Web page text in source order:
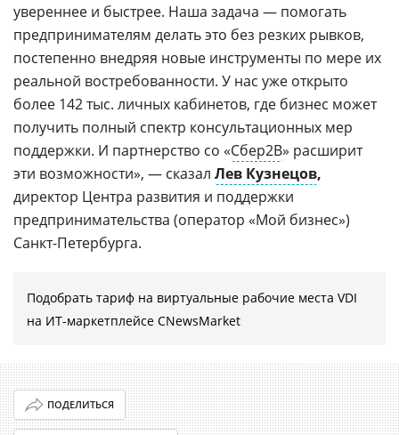
увереннее и быстрее. Наша задача — помогать
предпринимателям делать это без резких рывков,
постепенно внедряя новые инструменты по мере их
реальной востребованности. У нас уже открыто
более 142 тыс. личных кабинетов, где бизнес может
получить полный спектр консультационных мер
поддержки. И партнерство со «Сбер2В» расширит
эти возможности», — сказал Лев Кузнецов,
директор Центра развития и поддержки
предпринимательства (оператор «Мой бизнес»)
Санкт-Петербурга.
Подобрать тариф на виртуальные рабочие места VDI
на ИТ-маркетплейсе CNewsMarket
ПОДЕЛИТЬСЯ